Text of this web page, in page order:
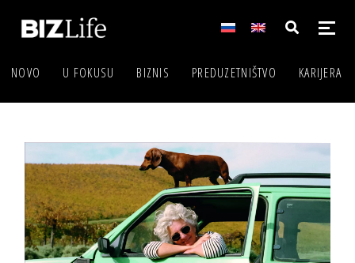
NOVO U FOKUSU BIZNIS PREDUZETNIŠTVO KARIJERA